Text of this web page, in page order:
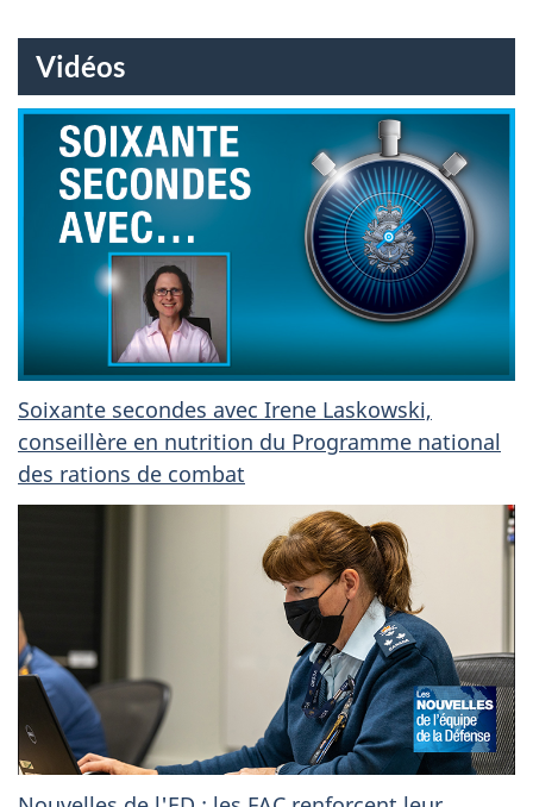
Vidéos
Soixante secondes avec Irene Laskowski,
conseillère en nutrition du Programme national
des rations de combat